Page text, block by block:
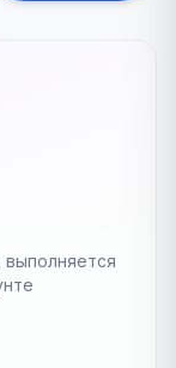
выполняется